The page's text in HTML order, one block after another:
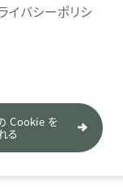
イバシーポリシ
Cookie を
る